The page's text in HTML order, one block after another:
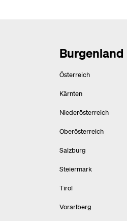
Burgenland
Österreich
Kärnten
Niederösterreich
Oberösterreich
Salzburg
Steiermark
Tirol
Vorarlberg